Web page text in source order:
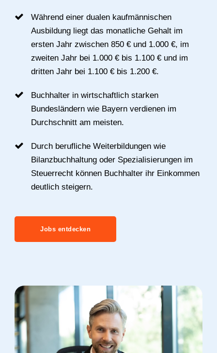
Während einer dualen kaufmännischen
Ausbildung liegt das monatliche Gehalt im
ersten Jahr zwischen 850 € und 1.000 €, im
zweiten Jahr bei 1.000 € bis 1.100 € und im
dritten Jahr bei 1.100 € bis 1.200 €.
Buchhalter in wirtschaftlich starken
Bundesländern wie Bayern verdienen im
Durchschnitt am meisten.
Durch berufliche Weiterbildungen wie
Bilanzbuchhaltung oder Spezialisierungen im
Steuerrecht können Buchhalter ihr Einkommen
deutlich steigern.
Jobs entdecken